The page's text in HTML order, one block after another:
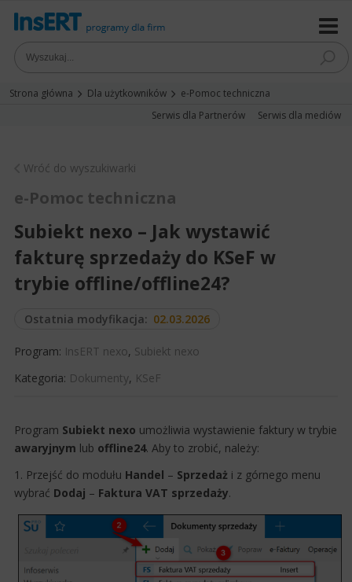
Strona główna Dla użytkowników
e-Pomoc techniczna
Serwis dla Partnerów
Serwis dla mediów
Wróć do wyszukiwarki
e-Pomoc techniczna
Subiekt nexo – Jak wystawić
fakturę sprzedaży do KSeF w
trybie offline/offline24?
Ostatnia modyfikacja: 02.03.2026
Program: InsERT nexo, Subiekt nexo
Kategoria: Dokumenty, KSeF
​Program Subiekt nexo umożliwia wystawienie faktury w trybie
awaryjnym lub offline24​. Aby to zrobić, należy:​
1. Przejść do modułu Handel – Sprzedaż i z górnego menu
wybrać Dodaj – Faktura VAT sprzedaży.